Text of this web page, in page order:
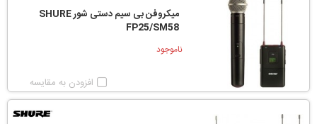
میکروفن بی سیم دستی شور SHURE
FP25/SM58
ناموجود
افزودن به مقایسه